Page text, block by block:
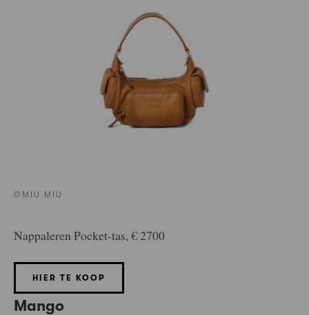
©MIU MIU
Nappaleren Pocket-tas, € 2700
HIER TE KOOP
Mango